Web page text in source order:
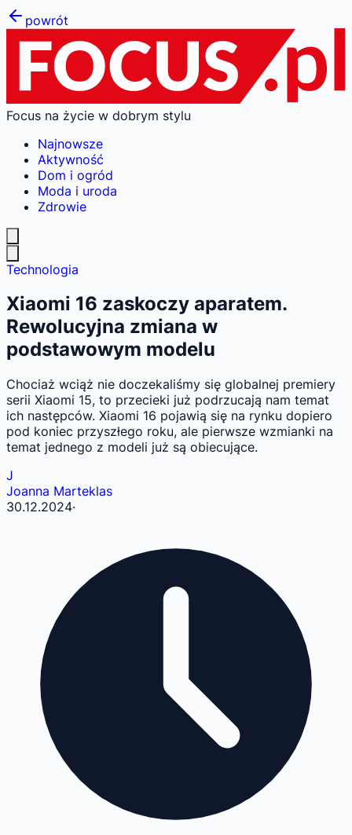
powrót
Focus na życie w dobrym stylu
Najnowsze
Aktywność
Dom i ogród
Moda i uroda
Zdrowie
Technologia
Xiaomi 16 zaskoczy aparatem.
Rewolucyjna zmiana w
podstawowym modelu
Chociaż wciąż nie doczekaliśmy się globalnej premiery
serii Xiaomi 15, to przecieki już podrzucają nam temat
ich następców. Xiaomi 16 pojawią się na rynku dopiero
pod koniec przyszłego roku, ale pierwsze wzmianki na
temat jednego z modeli już są obiecujące.
J
Joanna Marteklas
30.12.2024·